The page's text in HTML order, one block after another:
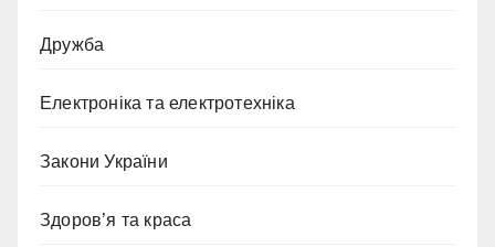
Дружба
Електроніка та електротехніка
Закони України
Здоров’я та краса